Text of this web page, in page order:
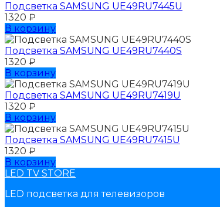
Подсветка SAMSUNG UЕ49RU7445U
1320 ₽
В корзину
Подсветка SAMSUNG UЕ49RU7440S
1320 ₽
В корзину
Подсветка SAMSUNG UЕ49RU7419U
1320 ₽
В корзину
Подсветка SAMSUNG UЕ49RU7415U
1320 ₽
В корзину
LED TV STORE
LED подсветка для телевизоров